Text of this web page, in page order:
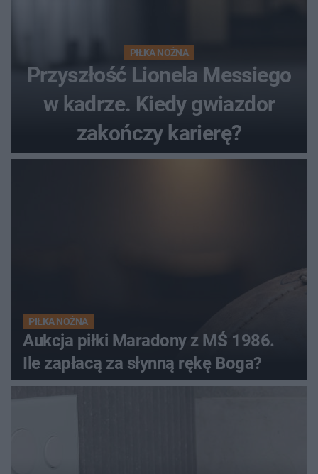
PIŁKA NOŻNA
Przyszłość Lionela Messiego
w kadrze. Kiedy gwiazdor
zakończy karierę?
PIŁKA NOŻNA
Aukcja piłki Maradony z MŚ 1986.
Ile zapłacą za słynną rękę Boga?